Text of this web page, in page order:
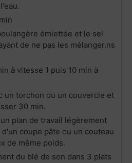
émiettée et le sel
de ne pas les mélanger.ns
à vitesse 1 puis 10 min à
un torchon ou un couvercle et
30 min.
plan de travail légèrement
coupe pâte ou un couteau
de même poids.
du blé de son dans 3 plats